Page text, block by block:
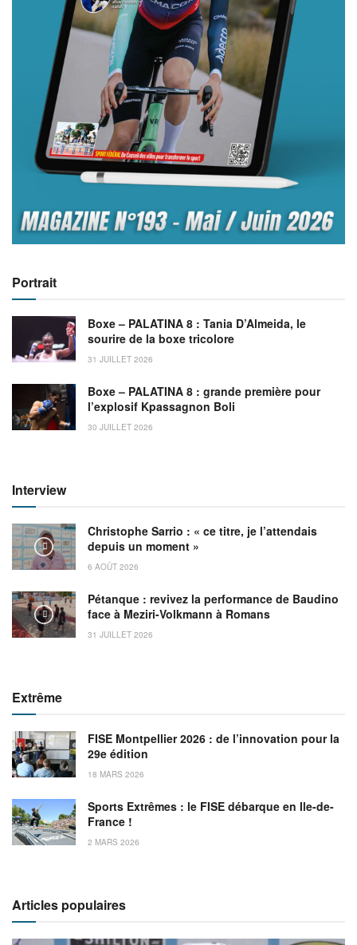
Portrait
Boxe – PALATINA 8 : Tania D’Almeida, le
sourire de la boxe tricolore
31 JUILLET 2026
Boxe – PALATINA 8 : grande première pour
l’explosif Kpassagnon Boli
30 JUILLET 2026
Interview
Christophe Sarrio : « ce titre, je l’attendais
depuis un moment »
6 AOÛT 2026
Pétanque : revivez la performance de Baudino
face à Meziri-Volkmann à Romans
31 JUILLET 2026
Extrême
FISE Montpellier 2026 : de l’innovation pour la
29e édition
18 MARS 2026
Sports Extrêmes : le FISE débarque en Ile-de-
France !
2 MARS 2026
Articles populaires